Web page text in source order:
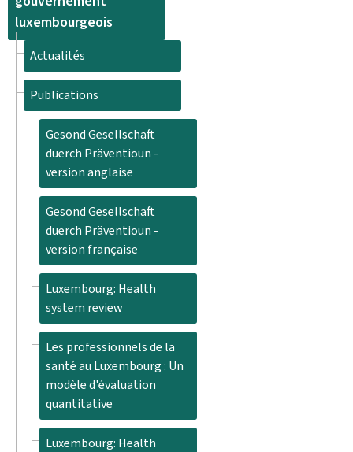
luxembourgeois
Actualités
Publications
Gesond Gesellschaft
duerch Präventioun -
version anglaise
Gesond Gesellschaft
duerch Präventioun -
version française
Luxembourg: Health
system review
Les professionnels de la
santé au Luxembourg : Un
modèle d'évaluation
quantitative
Luxembourg: Health